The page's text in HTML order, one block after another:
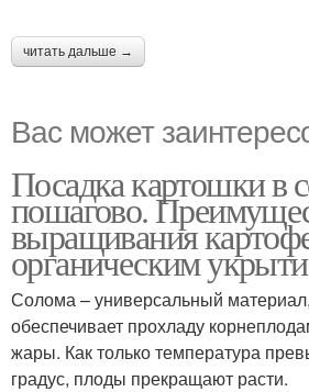
читать дальше →
Вас может
Посадка картошки в
пошагово.
выращивания
органическим
Солома – универсальный
обеспечивает прохладу
жары. Как только температура
градус, плоды прекращают расти.